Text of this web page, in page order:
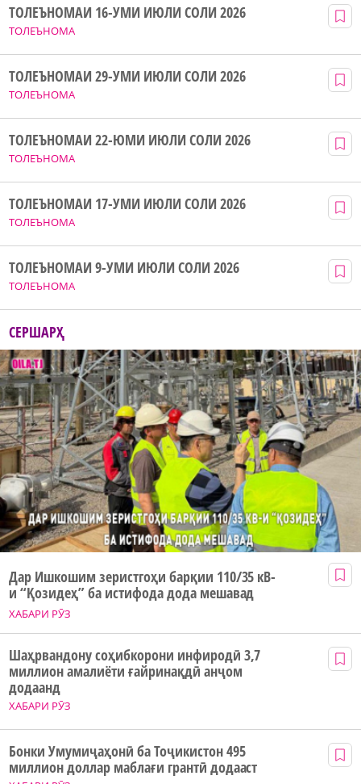
ТОЛЕЪНОМА
ТОЛЕЪНОМАИ 16-УМИ ИЮЛИ СОЛИ 2026
ТОЛЕЪНОМА
ТОЛЕЪНОМАИ 29-УМИ ИЮЛИ СОЛИ 2026
ТОЛЕЪНОМА
ТОЛЕЪНОМАИ 22-ЮМИ ИЮЛИ СОЛИ 2026
ТОЛЕЪНОМА
ТОЛЕЪНОМАИ 17-УМИ ИЮЛИ СОЛИ 2026
ТОЛЕЪНОМА
ТОЛЕЪНОМАИ 9-УМИ ИЮЛИ СОЛИ 2026
СЕРШАРҲ
ХАБАРИ РӮЗ
Дар Ишкошим зеристгоҳи барқии 110/35 кВ-
и “Қозидеҳ” ба истифода дода мешавад
ХАБАРИ РӮЗ
Шаҳрвандону соҳибкорони инфиродӣ 3,7
миллион амалиёти ғайринақдӣ анҷом
додаанд
Бонки Умумиҷаҳонӣ ба Тоҷикистон 495
миллион доллар маблағи грантӣ додааст